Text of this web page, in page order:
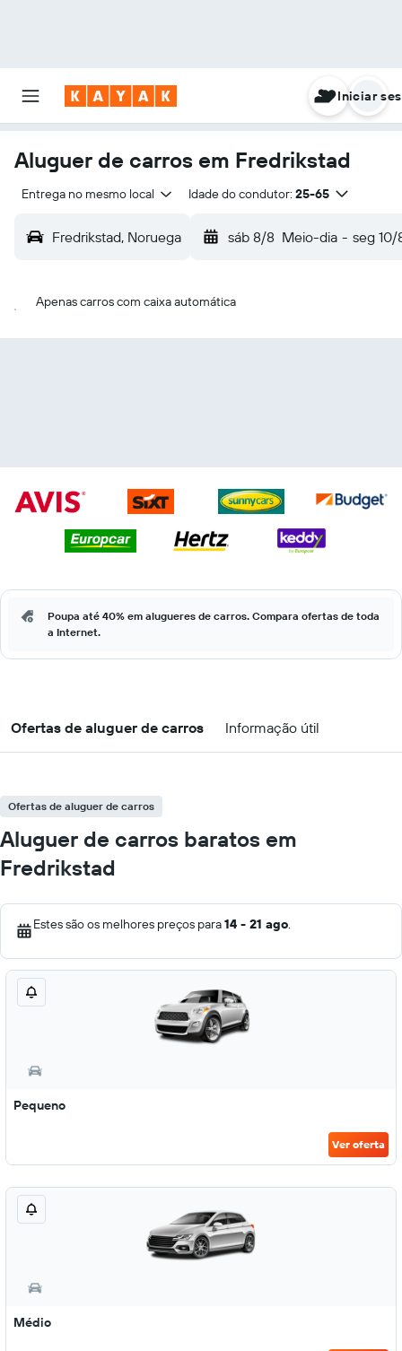
Iniciar
Aluguer de carros em Fredrikstad
Entrega no mesmo local Idade do condutor: 25-65
Fredrikstad, Noruega sáb 8/8 Meio-dia - seg 10/
Apenas carros com caixa automática
Poupa até 40% em alugueres de carros. Compara ofertas de toda
a Internet.
Ofertas de aluguer de carros Informação útil
Ofertas de aluguer de carros
Aluguer de carros baratos em
Fredrikstad
Estes são os melhores preços para14 - 21 ago.
Pequeno
Ver oferta
Médio